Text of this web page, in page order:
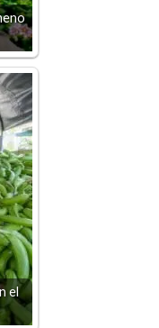
el